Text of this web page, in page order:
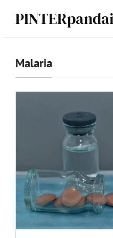
PINTERpandai
Malaria